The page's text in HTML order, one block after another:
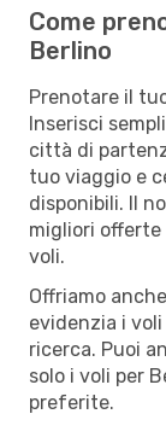
Come
Berlino
Prenotare il
Inserisci
città di
tuo viaggio e
disponibili. Il
migliori offerte
voli.
Offriamo
evidenzia i
ricerca. Puoi
solo i voli per
preferite.